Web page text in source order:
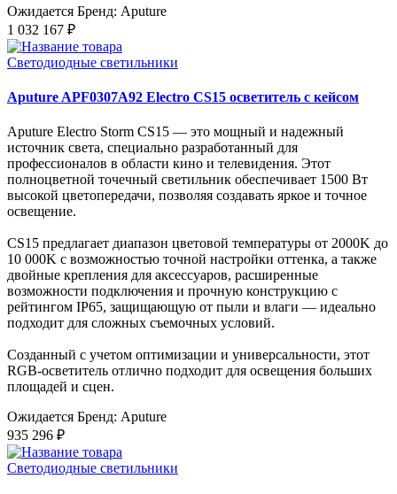
Ожидается Бренд: Aputure
1 032 167 ₽
Светодиодные светильники
Aputure APF0307A92 Electro CS15 осветитель с кейсом
Aputure Electro Storm CS15 — это мощный и надежный
источник света, специально разработанный для
профессионалов в области кино и телевидения. Этот
полноцветной точечный светильник обеспечивает 1500 Вт
высокой цветопередачи, позволяя создавать яркое и точное
освещение.
CS15 предлагает диапазон цветовой температуры от 2000K до
10 000K с возможностью точной настройки оттенка, а также
двойные крепления для аксессуаров, расширенные
возможности подключения и прочную конструкцию с
рейтингом IP65, защищающую от пыли и влаги — идеально
подходит для сложных съемочных условий.
Созданный с учетом оптимизации и универсальности, этот
RGB-осветитель отлично подходит для освещения больших
площадей и сцен.
Ожидается Бренд: Aputure
935 296 ₽
Светодиодные светильники